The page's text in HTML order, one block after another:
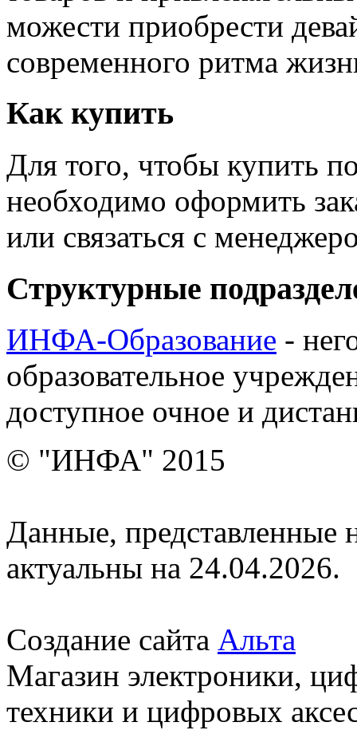
можести приобрести
современного ритма
Как купить
Для того, чтобы купить
необходимо оформить
или связаться с
Структурные
ИНФА-Образование -
образовательное
доступное очное и
© "ИНФА" 2015
Данные, представленные
актуальны на 24.04.2026.
Создание сайта Альта
Магазин электроники,
техники и цифровых